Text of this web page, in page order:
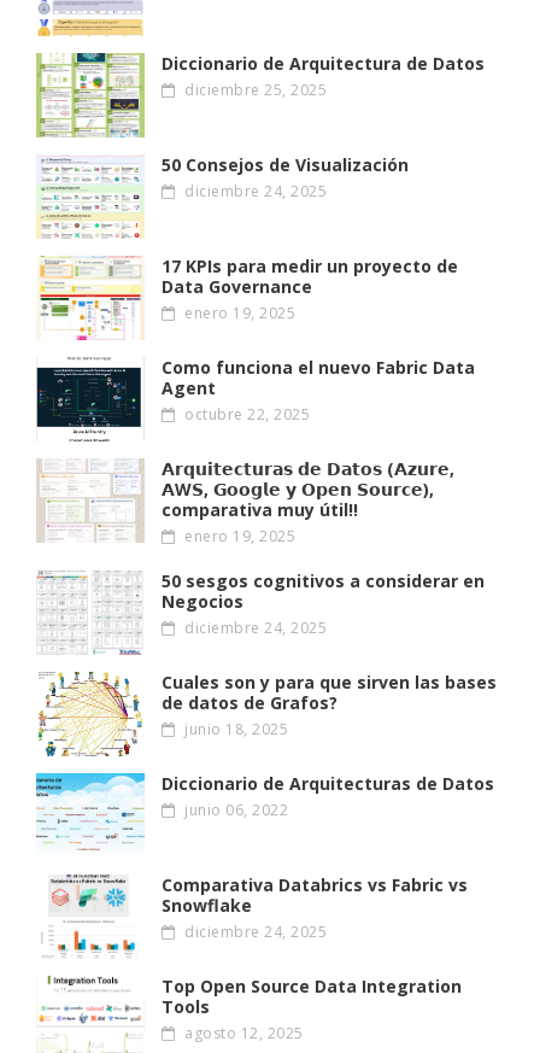
Diccionario de Arquitectura de Datos
diciembre 25, 2025
50 Consejos de Visualización
diciembre 24, 2025
17 KPIs para medir un proyecto de
Data Governance
enero 19, 2025
Como funciona el nuevo Fabric Data
Agent
octubre 22, 2025
𝗔𝗿𝗾𝘂𝗶𝘁𝗲𝗰𝘁𝘂𝗿𝗮𝘀 𝗱𝗲 𝗗𝗮𝘁𝗼𝘀 (𝗔𝘇𝘂𝗿𝗲,
𝗔W𝗦, 𝗚𝗼𝗼𝗴𝗹𝗲 𝘆 𝗢𝗽𝗲𝗻 𝗦𝗼𝘂𝗿𝗰𝗲),
comparativa muy útil!!
enero 19, 2025
50 sesgos cognitivos a considerar en
Negocios
diciembre 24, 2025
Cuales son y para que sirven las bases
de datos de Grafos?
junio 18, 2025
Diccionario de Arquitecturas de Datos
junio 06, 2022
Comparativa Databrics vs Fabric vs
Snowflake
diciembre 24, 2025
Top Open Source Data Integration
Tools
agosto 12, 2025